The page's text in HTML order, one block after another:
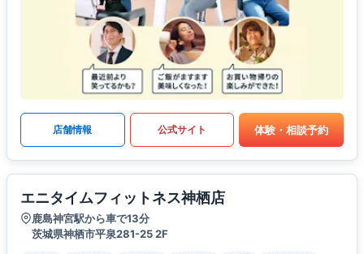
店舗情報 公式サイト 体験・相談予約
エニタイムフィットネス神栖店
鹿島神宮駅から車で13分
茨城県神栖市平泉281-25 2F